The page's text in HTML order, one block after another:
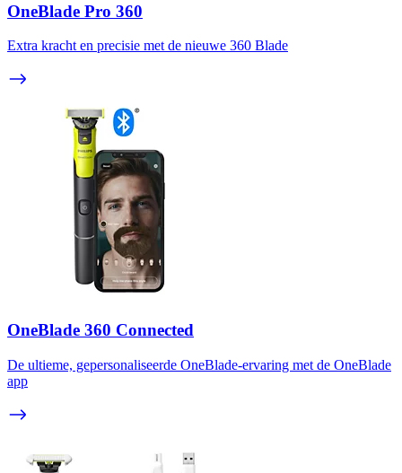
OneBlade Pro 360
Extra kracht en precisie met de nieuwe 360 Blade
OneBlade 360 Connected
De ultieme, gepersonaliseerde OneBlade-ervaring met de OneBlade
app